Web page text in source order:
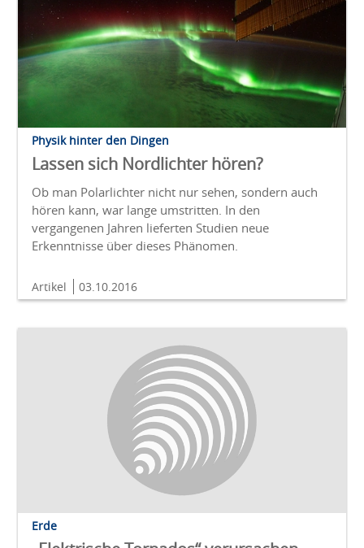
Physik hinter den Dingen
Lassen sich Nordlichter hören?
Ob man Polarlichter nicht nur sehen, sondern auch
hören kann, war lange umstritten. In den
vergangenen Jahren lieferten Studien neue
Erkenntnisse über dieses Phänomen.
Artikel 03.10.2016
Erde